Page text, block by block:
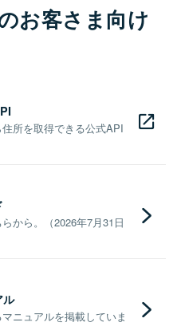
お客さま向け
所を取得できる公式API
から。（2026年7月31日
ル
ニュアルを掲載していま